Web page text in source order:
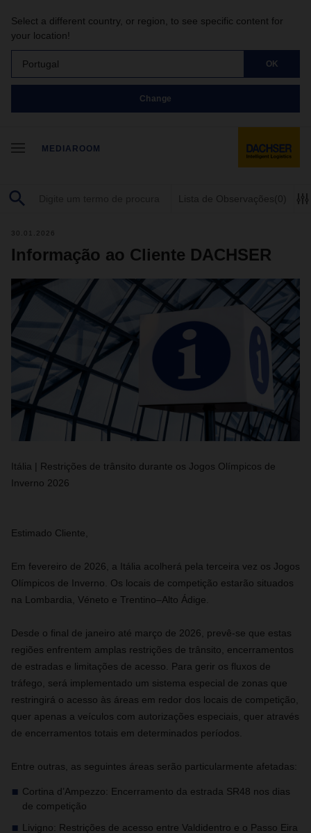
Select a different country, or region, to see specific content for
your location!
Portugal OK
Change
MEDIAROOM
Lista de Observações (0)
30.01.2026
Informação ao Cliente DACHSER
Itália | Restrições de trânsito durante os Jogos Olímpicos de
Inverno 2026
Estimado Cliente,
Em fevereiro de 2026, a Itália acolherá pela terceira vez os Jogos
Olímpicos de Inverno. Os locais de competição estarão situados
na Lombardia, Véneto e Trentino–Alto Ádige.
Desde o final de janeiro até março de 2026, prevê-se que estas
regiões enfrentem amplas restrições de trânsito, encerramentos
de estradas e limitações de acesso. Para gerir os fluxos de
tráfego, será implementado um sistema especial de zonas que
restringirá o acesso às áreas em redor dos locais de competição,
quer apenas a veículos com autorizações especiais, quer através
de encerramentos totais em determinados períodos.
Entre outras, as seguintes áreas serão particularmente afetadas:
Cortina d’Ampezzo: Encerramento da estrada SR48 nos dias
de competição
Livigno: Restrições de acesso entre Valdidentro e o Passo Eira